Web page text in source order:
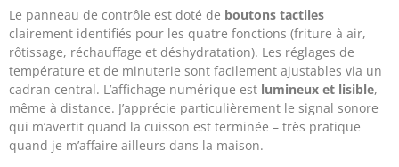
Le panneau de contrôle est doté de boutons tactiles
clairement identifiés pour les quatre fonctions (friture à air,
rôtissage, réchauffage et déshydratation). Les réglages de
température et de minuterie sont facilement ajustables via un
cadran central. L’affichage numérique est lumineux et lisible,
même à distance. J’apprécie particulièrement le signal sonore
qui m’avertit quand la cuisson est terminée – très pratique
quand je m’affaire ailleurs dans la maison.